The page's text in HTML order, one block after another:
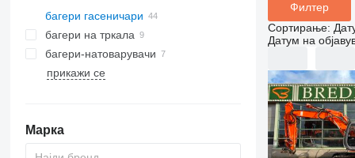
багери гасеничари
багери на тркала
багери-натоварувачи
прикажи се
Марка
Филтер
Сортирање:
Датум на